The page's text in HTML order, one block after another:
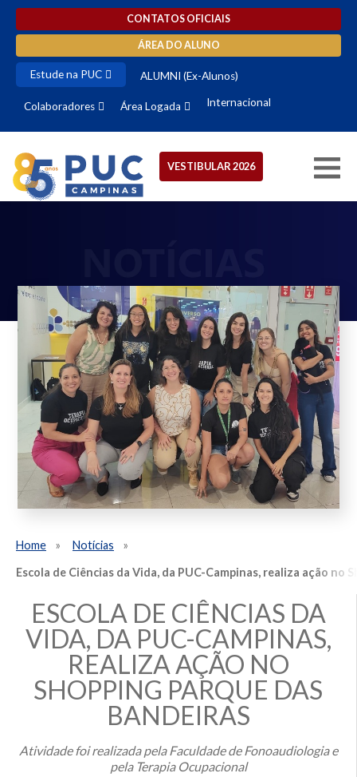
CONTATOS OFICIAIS
ÁREA DO ALUNO
Estude na PUC ALUMNI (Ex-Alunos)
Colaboradores Área Logada Internacional
VESTIBULAR 2026
Home
Notícias
Escola de Ciências da Vida, da PUC-Campinas, realiza ação no
ESCOLA DE CIÊNCIAS DA
VIDA, DA PUC-CAMPINAS,
REALIZA AÇÃO NO
SHOPPING PARQUE DAS
BANDEIRAS
Atividade foi realizada pela Faculdade de Fonoaudiologia e
pela Terapia Ocupacional